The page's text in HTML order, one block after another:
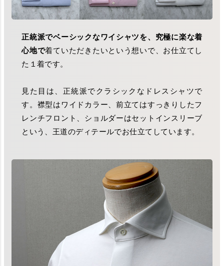
正統派でベーシックなワイシャツを、究極に楽な着
心地で着ていただきたいという想いで、お仕立てし
た１着です。
見た目は、正統派でクラシックなドレスシャツで
す。襟型はワイドカラー、前立てはすっきりしたフ
レンチフロント、ショルダーはセットインスリーブ
という、王道のディテールでお仕立てしています。